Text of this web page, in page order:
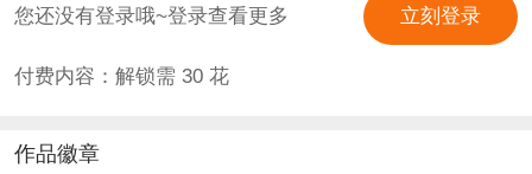
冬、青鸟、丸子、七十二银、久久、闻人太
素、伏暮、阿白、雁木、殊弥、麦子、正宫
夫君、微逢、潇潇、久久、戏海、夜君、冰
音乐：主题曲：阿健、橙光素材库、《疏曲
您还没有登录哦~登录查看更多 立刻登录
付费内容：解锁需 30花
作品徽章